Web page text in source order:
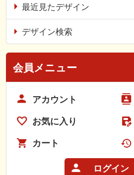
最近見たデザイン
デザイン検索
会員メニュー
アカウント
お気に入り
カート
ログイン